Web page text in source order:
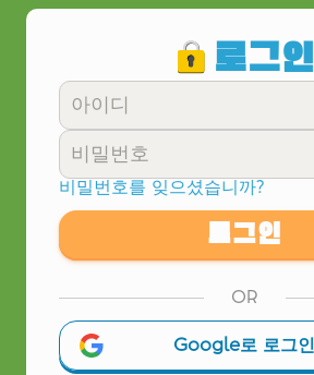
로그인
비밀번호를 잊으셨습니까?
로그인
OR
Google로 로그인